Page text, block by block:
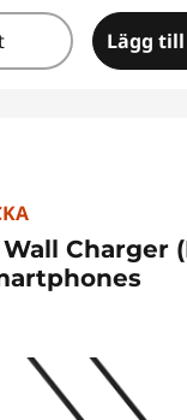
Lägg
Wall Charger